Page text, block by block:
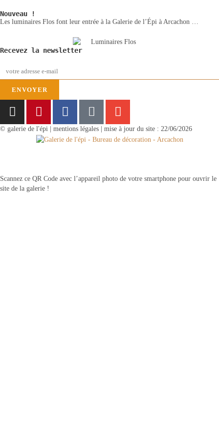
Nouveau !
Les luminaires Flos font leur entrée à la Galerie de l’Épi à Arcachon …
Recevez la newsletter
ENVOYER
© galerie de l'épi | mentions légales | mise à jour du site : 22/06/2026
Scannez ce QR Code avec l’appareil photo de votre smartphone pour ouvrir le
site de la galerie !